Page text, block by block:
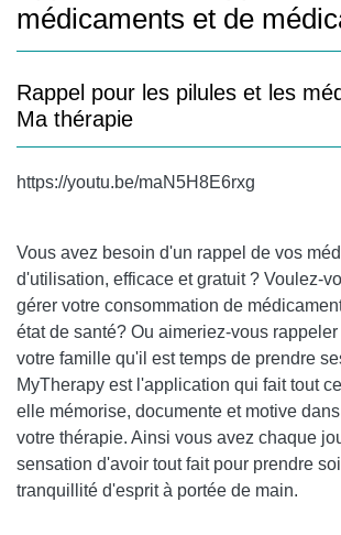
médicaments et de
Rappel pour les pilules et les
Ma thérapie
https://youtu.be/maN5H8E6rxg
Vous avez besoin d'un rappel de vos
d'utilisation, efficace et gratuit ? Voulez-
gérer votre consommation de
état de santé? Ou aimeriez-vous
votre famille qu'il est temps de prendre
MyTherapy est l'application qui fait tout
elle mémorise, documente et motive
votre thérapie. Ainsi vous avez chaque
sensation d'avoir tout fait pour prendre
tranquillité d'esprit à portée de main.